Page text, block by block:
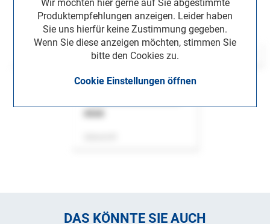
Wir möchten hier gerne auf Sie abgestimmte
Produktempfehlungen anzeigen. Leider haben
Sie uns hierfür keine Zustimmung gegeben.
Wenn Sie diese anzeigen möchten, stimmen Sie
bitte den Cookies zu.
Cookie Einstellungen öffnen
DAS KÖNNTE SIE AUCH